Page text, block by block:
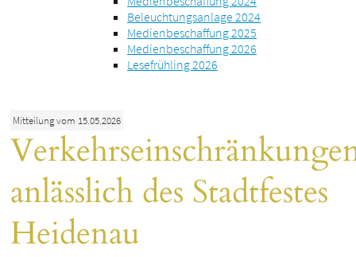
Beleuchtungsanlage 2024
Medienbeschaffung 2025
Medienbeschaffung 2026
Lesefrühling 2026
Mitteilung vom 15.05.2026
anlässlich des Stadtfestes
Heidenau